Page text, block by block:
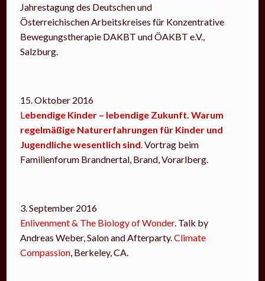
Jahrestagung des Deutschen und
Österreichischen Arbeitskreises für Konzentrative
Bewegungstherapie DAKBT und ÖAKBT e.V.,
Salzburg.
15. Oktober 2016
L ebendige Kinder – lebendige Zukunft. Warum
regelmäßige Naturerfahrungen für Kinder und
Jugendliche wesentlich sind Vortrag beim
Familienforum Brandnertal, Brand, Vorarlberg.
3. September 2016
Enlivenment & The Biology of Wonder. Talk by
Andreas Weber, Salon and Afterparty.Climate
Compassion , Berkeley, CA.